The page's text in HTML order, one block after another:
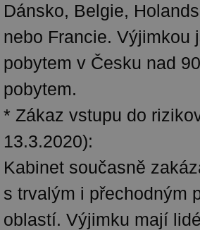
Dánsko, Belgie,
nebo Francie. Výjimkou
pobytem v Česku nad
pobytem.
* Zákaz vstupu do
13.3.2020):
Kabinet současně
s trvalým i přechodným
oblastí. Výjimku mají